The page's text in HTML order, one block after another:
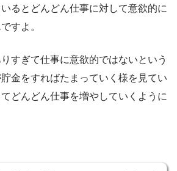
るとどんどん仕事に対して意欲的に
すよ。
すぎて仕事に意欲的ではないという
金をすればたまっていく様を見てい
どんどん仕事を増やしていくように